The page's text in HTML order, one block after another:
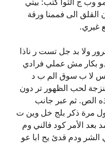
القلق الى فممنا ورقة
غيري.
ولا بد جل تست ر ناذا
بكار مش عملي فرادي
لا ب سوق الم ب د
لحب الظهور تر دون
الص. ثم عبر جانب
مرة ذكر بلج خل وين ت
الأمر كود فالني وم
الشر ودم قدئ يح ابا عو